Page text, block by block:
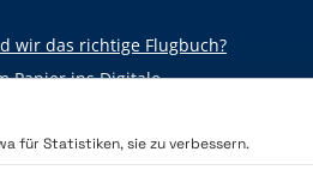
wir das richtige Flugbuch?
Papier ins Digitale
für Statistiken, sie zu verbessern.